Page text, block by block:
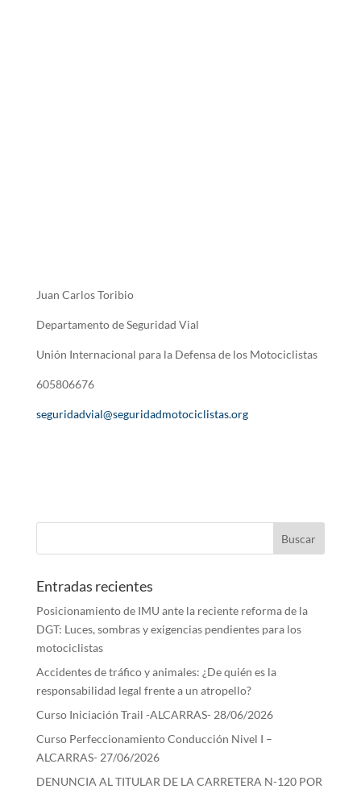
Juan Carlos Toribio
Departamento de Seguridad Vial
Unión Internacional para la Defensa de los Motociclistas
605806676
seguridadvial@seguridadmotociclistas.org
Entradas recientes
Posicionamiento de IMU ante la reciente reforma de la
DGT: Luces, sombras y exigencias pendientes para los
motociclistas
Accidentes de tráfico y animales: ¿De quién es la
responsabilidad legal frente a un atropello?
Curso Iniciación Trail -ALCARRAS- 28/06/2026
Curso Perfeccionamiento Conducción Nivel I –
ALCARRAS- 27/06/2026
DENUNCIA AL TITULAR DE LA CARRETERA N-120 POR